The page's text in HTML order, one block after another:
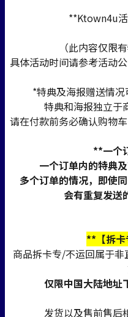
**Ktown4u
（此内容仅限
具体活动时间请参考活动
*特典及海报赠送情况
特典和海报独立于
请在付款前务必确认购物
**一个
一个订单内的特典
多个订单的情况，即使
会有重复发送
**【拆
商品拆卡专/不运回属于
仅限中国大陆地址
发货以及售前售后